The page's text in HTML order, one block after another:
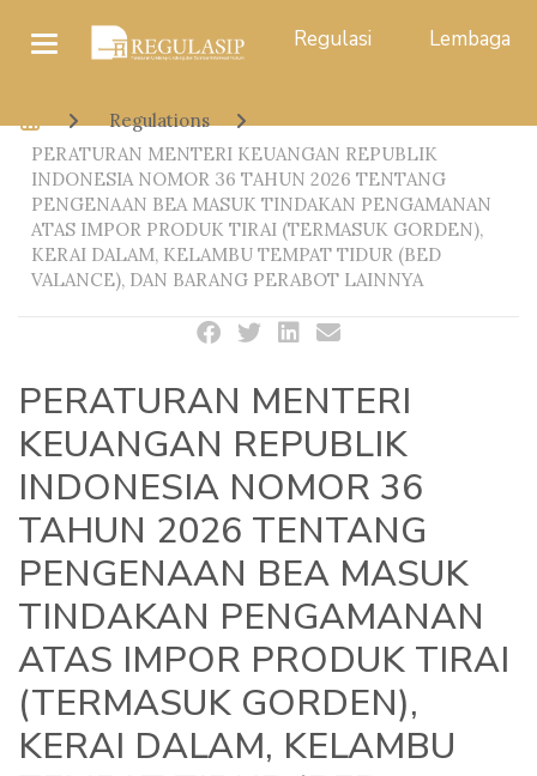
Regulasi Lembaga
Regulations
PERATURAN MENTERI KEUANGAN REPUBLIK
INDONESIA NOMOR 36 TAHUN 2026 TENTANG
PENGENAAN BEA MASUK TINDAKAN PENGAMANAN
ATAS IMPOR PRODUK TIRAI (TERMASUK GORDEN),
KERAI DALAM, KELAMBU TEMPAT TIDUR (BED
VALANCE), DAN BARANG PERABOT LAINNYA
PERATURAN MENTERI
KEUANGAN REPUBLIK
INDONESIA NOMOR 36
TAHUN 2026 TENTANG
PENGENAAN BEA MASUK
TINDAKAN PENGAMANAN
ATAS IMPOR PRODUK TIRAI
(TERMASUK GORDEN),
KERAI DALAM, KELAMBU